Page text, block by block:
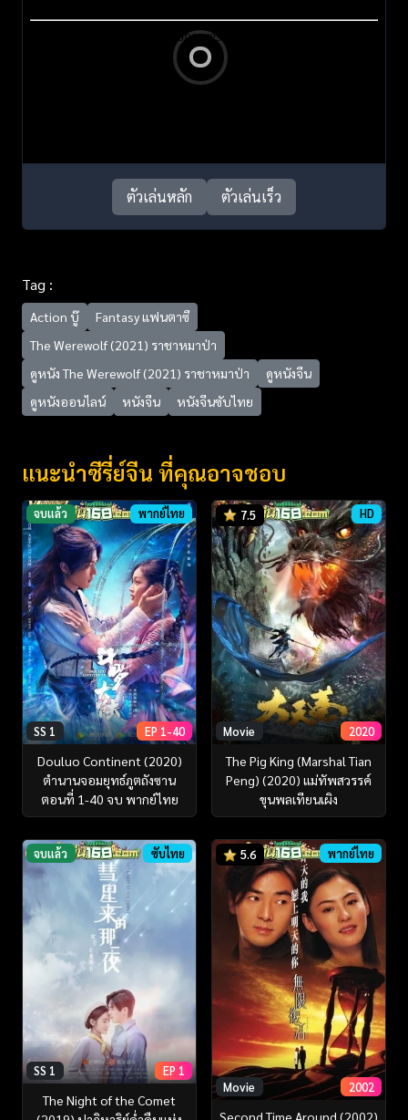
ตัวเล่นหลัก ตัวเล่นเร็ว
Tag :
Action บู๊
Fantasy แฟนตาซี
The Werewolf (2021) ราชาหมาป่า
ดูหนัง The Werewolf (2021) ราชาหมาป่า
ดูหนังจีน
ดูหนังออนไลน์
หนังจีน หนังจีนซับไทย
แนะนำซีรี่ย์จีน ที่คุณอาจชอบ
จบแล้ว พากย์ไทย
SS 1 EP 1-40
Douluo Continent (2020)
ตำนานจอมยุทธ์ภูตถังซาน
ตอนที่ 1-40 จบ พากย์ไทย
7.5 HD
Movie 2020
The Pig King (Marshal Tian
Peng) (2020) แม่ทัพสวรรค์
ขุนพลเทียนเผิง
จบแล้ว ซับไทย
SS 1 EP 1
The Night of the Comet
5.6 พากย์ไทย
Movie 2002
Second Time Around (2002)